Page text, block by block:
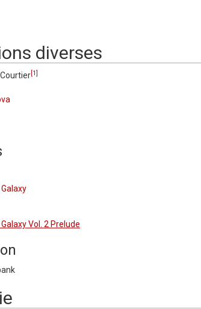
diverses
Courtier[1]
Vol. 2 Prelude